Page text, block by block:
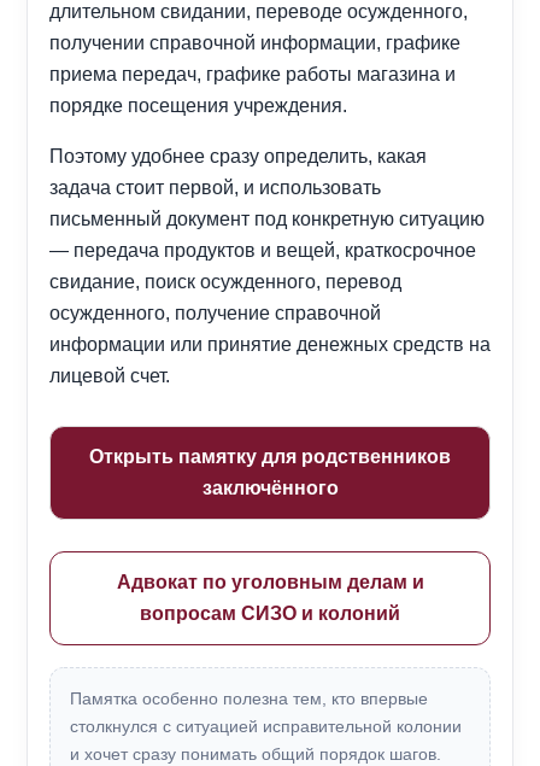
длительном свидании, переводе осужденного,
получении справочной информации, графике
приема передач, графике работы магазина и
порядке посещения учреждения.
Поэтому удобнее сразу определить, какая
задача стоит первой, и использовать
письменный документ под конкретную ситуацию
— передача продуктов и вещей, краткосрочное
свидание, поиск осужденного, перевод
осужденного, получение справочной
информации или принятие денежных средств на
лицевой счет.
Открыть памятку для родственников
заключённого
Адвокат по уголовным делам и
вопросам СИЗО и колоний
Памятка особенно полезна тем, кто впервые
столкнулся с ситуацией исправительной колонии
и хочет сразу понимать общий порядок шагов.